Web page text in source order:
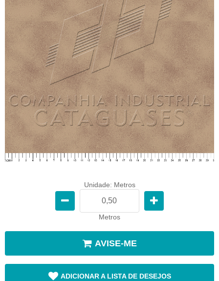
Unidade: Metros
Metros
AVISE-ME
ADICIONAR A LISTA DE DESEJOS